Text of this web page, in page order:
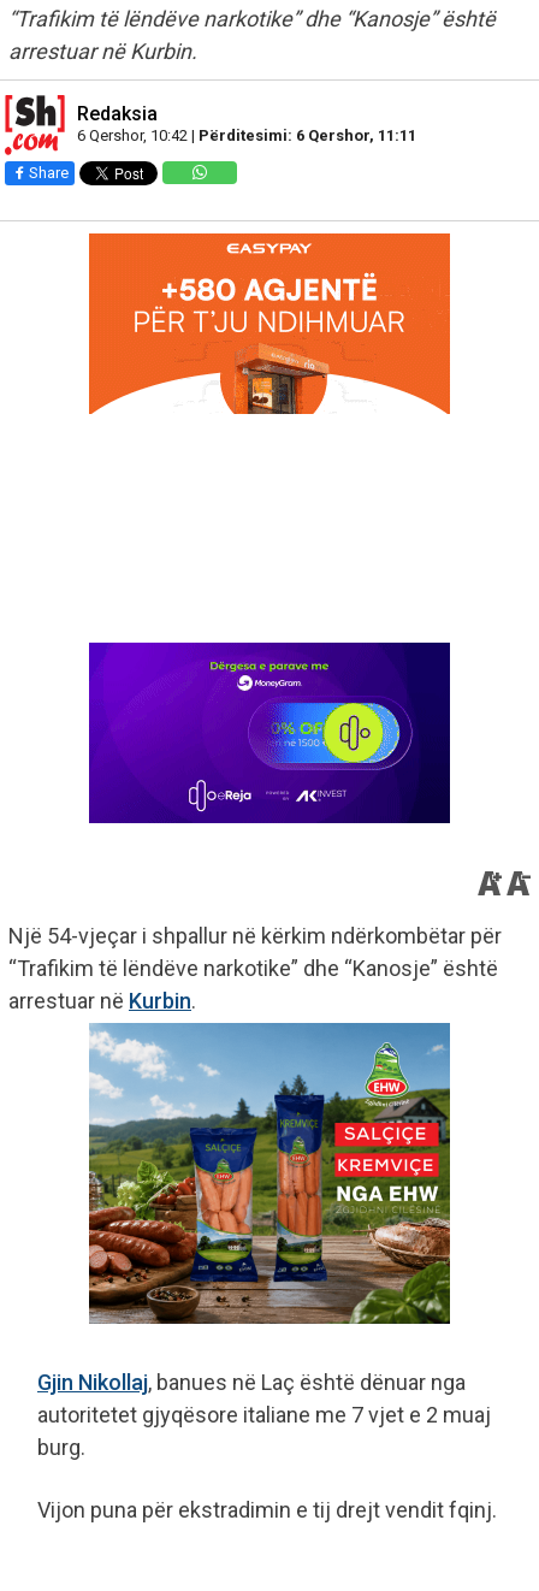
“Trafikim të lëndëve narkotike” dhe “Kanosje” është
arrestuar në Kurbin.
Redaksia
6 Qershor, 10:42 | Përditesimi: 6 Qershor, 11:11
Share
Një 54-vjeçar i shpallur në kërkim ndërkombëtar për
“Trafikim të lëndëve narkotike” dhe “Kanosje” është
arrestuar në Kurbin.
Gjin Nikollaj, banues në Laç është dënuar nga
autoritetet gjyqësore italiane me 7 vjet e 2 muaj
burg.
Vijon puna për ekstradimin e tij drejt vendit fqinj.